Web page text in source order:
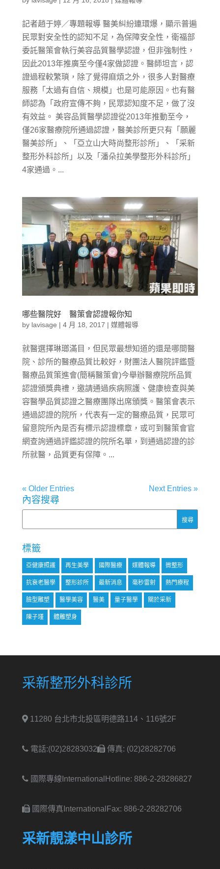
記者趙于婷／專題報導 醫美糾紛連環爆，顯示普遍
民眾對安全性的認知不足，為保障安全性，衛福部
委託醫策會執行美容品質醫學認證，但非強制性，
因此2013年推廣至今僅4家做認證。醫師坦言，認
證過程較繁瑣，除了覺得麻煩之外，很多人對醫療
服務「太過有自信、規模」也是可能原因。也有醫
師認為「政府宣傳不夠，民眾認知度不足，做了沒
有效益。 美容品質醫學認證從2013年推動至今，
僅26家醫療院所通過認證，醫美診所更只有「願麗
醫美診所」、「亞立山大時尚整形診所」、「采新
整形外科診所」以及「潘朵拉美學整形外科診所」
4家通過。...
哪些醫院好 醫策會認證報你知
by lavisage | 4 月 18, 2017 | 媒體報導
就醫選擇琳瑯滿目，但民眾最想知道的還是哪間醫
院、診所的醫療品質比較好，財團法人醫院評鑑暨
醫療品質策進會(簡稱醫策會)今舉辦醫療院所品質
認證頒獎典禮，邀請通過疾病照護、健康檢查與美
容醫學品質認證之醫療團隊出席頒獎。醫策會表示
通過認證的院所，代表有一定的醫療品質，民眾可
留意院所內是否有標示認證標章，或可到醫策會官
網查詢通過評鑑認證的院所名單，到通過認證的診
所就醫，品質更有保障。...
« Older Entries Next Entries »
內容搜尋
標籤
亞健康照護 再生美學 國際醫療 媒體報導 微整形
抗衰老醫學 整形診所 最新消息 毫秒雷射 熱門療程
臉型雕塑 醫學美容 醫美 量子醫學 關於采新
陳子瑾 體雕塑身
采新整形外科診所
11280 台北市北投區明德路114、116號2F
電話:(02)28283032 傳真: (02)28282706
國際專線International Hotline: 886-2-28286827
國際傳真International Fax: 886-2-28282706
采新靚漾中山診所